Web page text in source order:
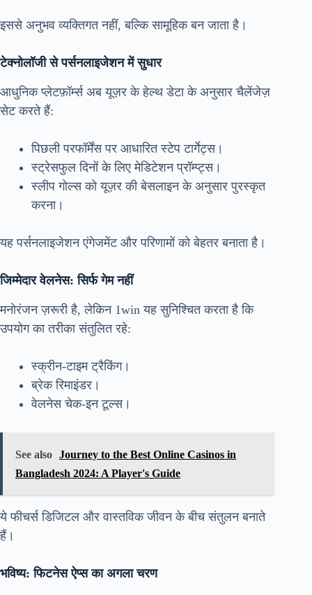
इससे अनुभव व्यक्तिगत नहीं, बल्कि सामूहिक बन जाता है।
टेक्नोलॉजी से पर्सनलाइजेशन में सुधार
आधुनिक प्लेटफ़ॉर्म्स अब यूज़र के हेल्थ डेटा के अनुसार चैलेंजेज़
सेट करते हैं:
पिछली परफॉर्मेंस पर आधारित स्टेप टार्गेट्स।
स्ट्रेसफुल दिनों के लिए मेडिटेशन प्रॉम्प्ट्स।
स्लीप गोल्स को यूज़र की बेसलाइन के अनुसार पुरस्कृत
करना।
यह पर्सनलाइजेशन एंगेजमेंट और परिणामों को बेहतर बनाता है।
जिम्मेदार वेलनेस: सिर्फ गेम नहीं
मनोरंजन ज़रूरी है, लेकिन 1win यह सुनिश्चित करता है कि
उपयोग का तरीका संतुलित रहे:
स्क्रीन-टाइम ट्रैकिंग।
ब्रेक रिमाइंडर।
वेलनेस चेक-इन टूल्स।
See also Journey to the Best Online Casinos in
Bangladesh 2024: A Player's Guide
ये फीचर्स डिजिटल और वास्तविक जीवन के बीच संतुलन बनाते
हैं।
भविष्य: फिटनेस ऐप्स का अगला चरण